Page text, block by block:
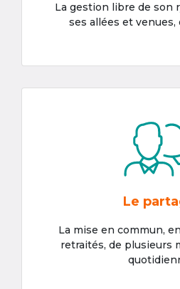
La gestion libre de son
ses allées et venues,
Le
La mise en commun,
retraités, de plusieurs